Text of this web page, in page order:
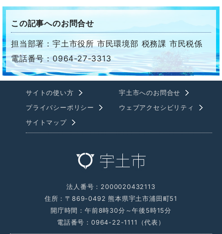
この記事へのお問合せ
担当部署：宇土市役所 市民環境部 税務課 市民税係
電話番号：0964-27-3313
サイトの使い方
宇土市へのお問合せ
プライバシーポリシー
ウェブアクセシビリティ
サイトマップ
法人番号：2000020432113
住所：〒869-0492 熊本県宇土市浦田町51
開庁時間：午前8時30分～午後5時15分
電話番号：0964-22-1111（代表）